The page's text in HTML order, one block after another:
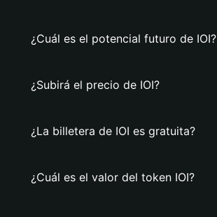
¿Cuál es el potencial futuro de IOI?
¿Subirá el precio de IOI?
¿La billetera de IOI es gratuita?
¿Cuál es el valor del token IOI?